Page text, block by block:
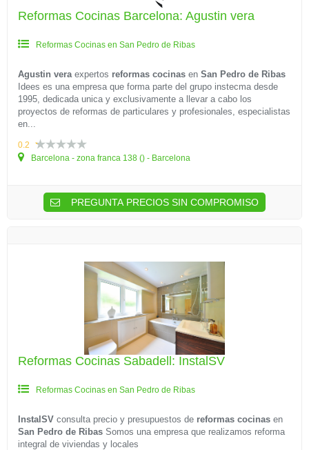
Reformas Cocinas Barcelona: Agustin vera
Reformas Cocinas en San Pedro de Ribas
Agustin veraexpertos reformas cocinas en San Pedro de Ribas
Idees es una empresa que forma parte del grupo instecma desde
1995, dedicada unica y exclusivamente a llevar a cabo los
proyectos de reformas de particulares y profesionales, especialistas
en...
0.2
Barcelona - zona franca 138 () - Barcelona
PREGUNTA PRECIOS SIN COMPROMISO
Reformas Cocinas Sabadell: InstalSV
Reformas Cocinas en San Pedro de Ribas
InstalSV consulta precio y presupuestos de reformas cocinas en
San Pedro de Ribas Somos una empresa que realizamos reforma
integral de viviendas y locales